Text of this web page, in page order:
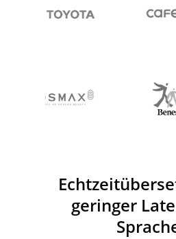
geringer